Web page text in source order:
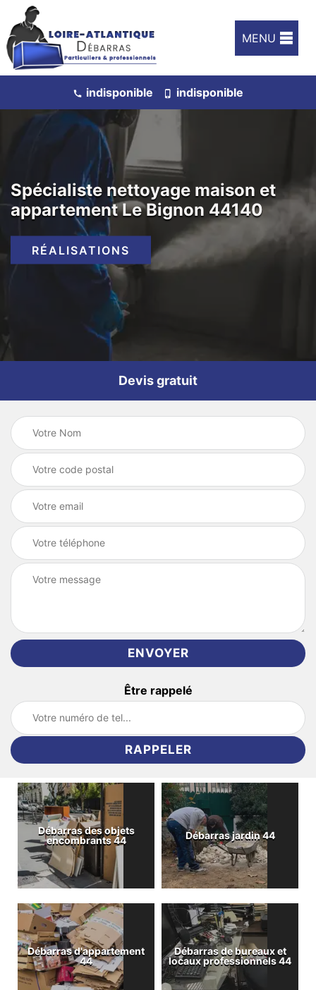
MENU
indisponible indisponible
Spécialiste nettoyage maison et
appartement Le Bignon 44140
RÉALISATIONS
Devis gratuit
Être rappelé
Débarras des objets
encombrants 44
Débarras jardin 44
Débarras d'appartement
44
Débarras de bureaux et
locaux professionnels 44